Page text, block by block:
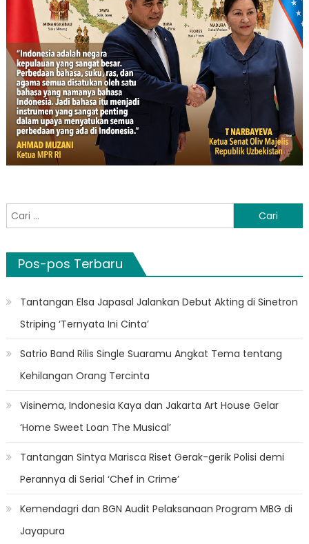
Cari
untuk:
Pos-pos Terbaru
Tantangan Elsa Japasal Jalankan Debut Akting di Sinetron
Striping ‘Ternyata Ini Cinta’
Satrio Band Rilis Single Suaramu Angkat Tema tentang
Kehilangan Orang Tercinta
Visinema, Indonesia Kaya dan Jakarta Art House Gelar
‘Home Sweet Loan The Musical’
Tantangan Sintya Marisca Riset Gerak-gerik Polisi demi
Perannya di Serial ‘Chef in Crime’
Kemendagri dan BGN Audit Pelaksanaan Program MBG di
Jayapura